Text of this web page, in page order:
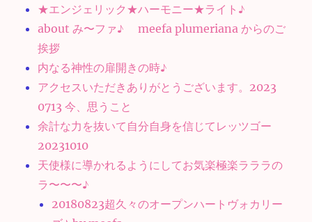
★エンジェリック★ハーモニー★ライト♪
about み〜ファ♪ meefa plumeriana からのご
挨拶
内なる神性の扉開きの時♪
アクセスいただきありがとうございます。2023
0713 今、思うこと
余計な力を抜いて自分自身を信じてレッツゴー
20231010
天使様に導かれるようにしてお気楽極楽ラララの
ラ〜〜〜♪
20180823超久々のオープンハートヴォカリー